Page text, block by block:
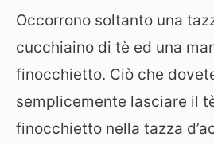
Occorrono soltanto una
cucchiaino di tè ed una
finocchietto. Ciò che
semplicemente lasciare il
finocchietto nella tazza